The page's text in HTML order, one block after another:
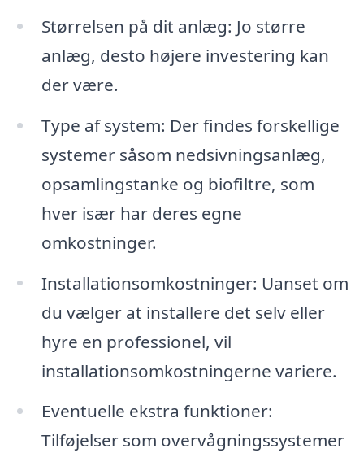
Størrelsen på dit anlæg: Jo større
anlæg, desto højere investering kan
der være.
Type af system: Der findes forskellige
systemer såsom nedsivningsanlæg,
opsamlingstanke og biofiltre, som
hver især har deres egne
omkostninger.
Installationsomkostninger: Uanset om
du vælger at installere det selv eller
hyre en professionel, vil
installationsomkostningerne variere.
Eventuelle ekstra funktioner:
Tilføjelser som overvågningssystemer